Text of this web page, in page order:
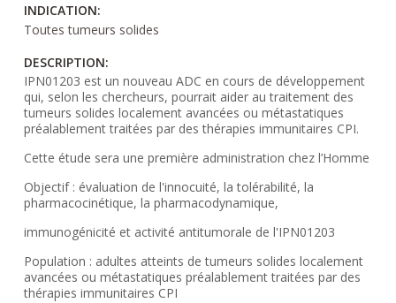
INDICATION:
Toutes tumeurs solides
DESCRIPTION:
IPN01203 est un nouveau ADC en cours de développement
qui, selon les chercheurs, pourrait aider au traitement des
tumeurs solides localement avancées ou métastatiques
préalablement traitées par des thérapies immunitaires CPI.
Cette étude sera une première administration chez l’Homme
Objectif : évaluation de l'innocuité, la tolérabilité, la
pharmacocinétique, la pharmacodynamique,
immunogénicité et activité antitumorale de l'IPN01203
Population : adultes atteints de tumeurs solides localement
avancées ou métastatiques préalablement traitées par des
thérapies immunitaires CPI